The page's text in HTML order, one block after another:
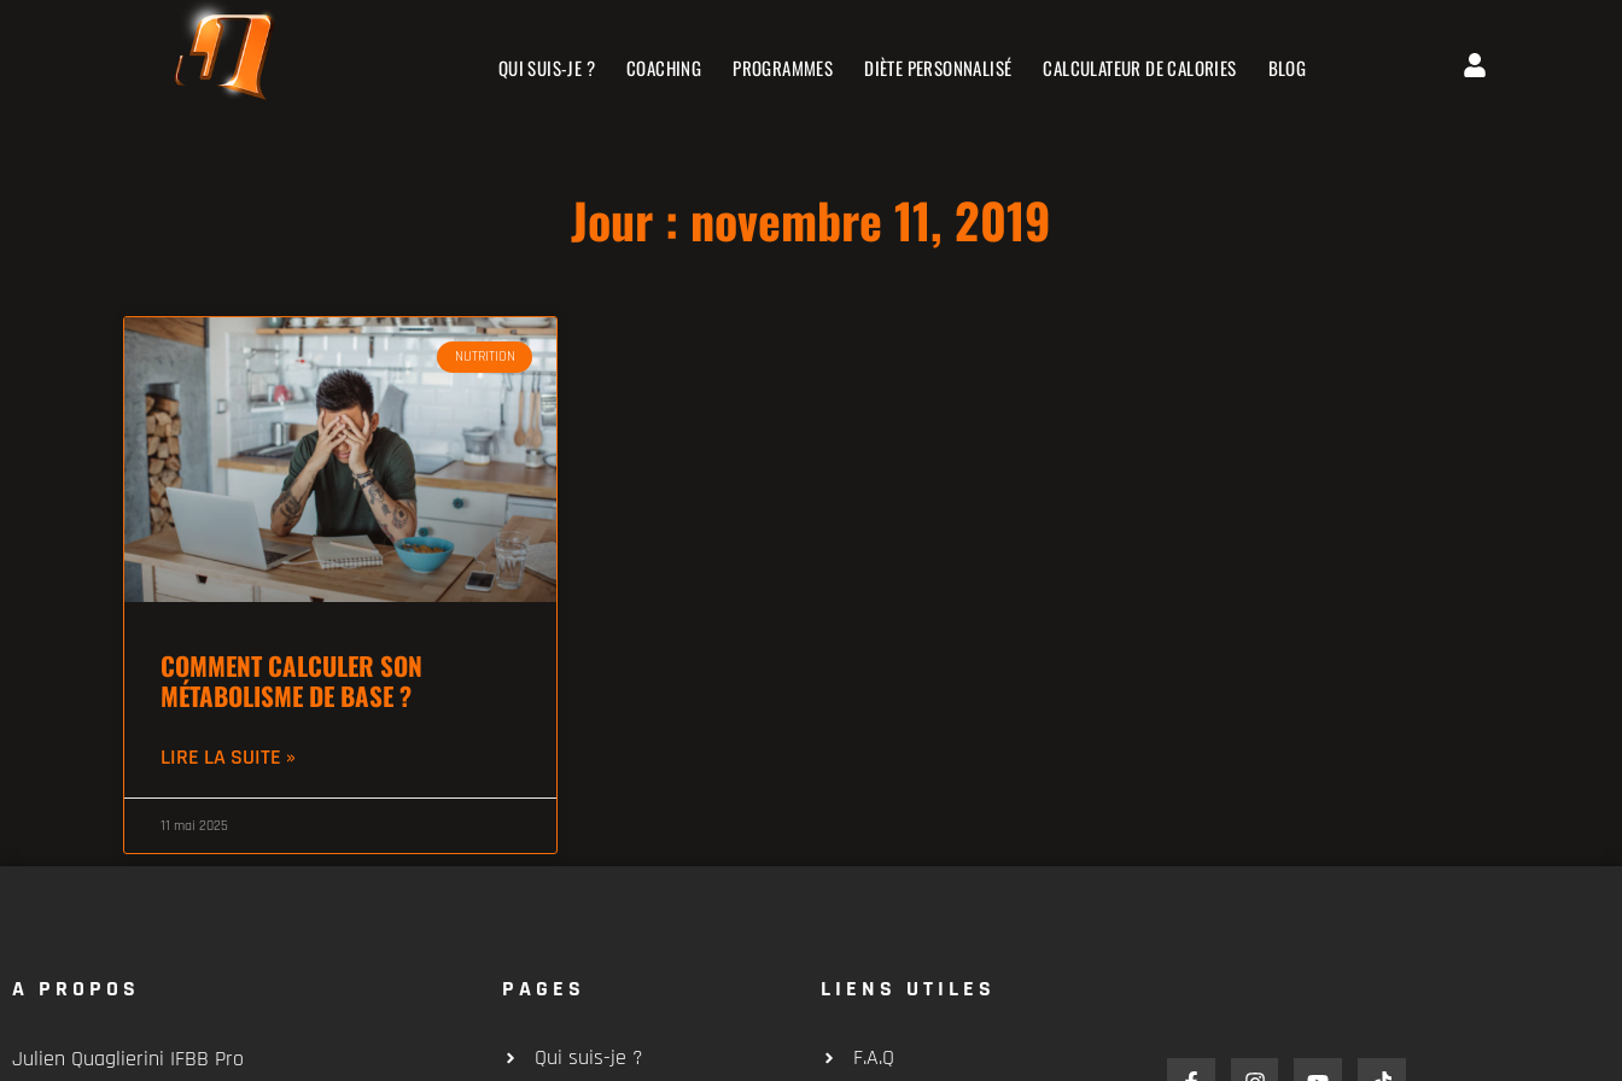
QUI SUIS-JE ? COACHING PROGRAMMES DIÈTE PERSONNALISÉ CALCULATEUR DE CALORIES BLOG
Jour : novembre 11, 2019
NUTRITION
COMMENT CALCULER SON
MÉTABOLISME DE BASE ?
LIRE LA SUITE »
11 mai 2025
A PROPOS
Julien Quaglierini IFBB Pro
PAGES
Qui suis-je ?
LIENS UTILES
F.A.Q